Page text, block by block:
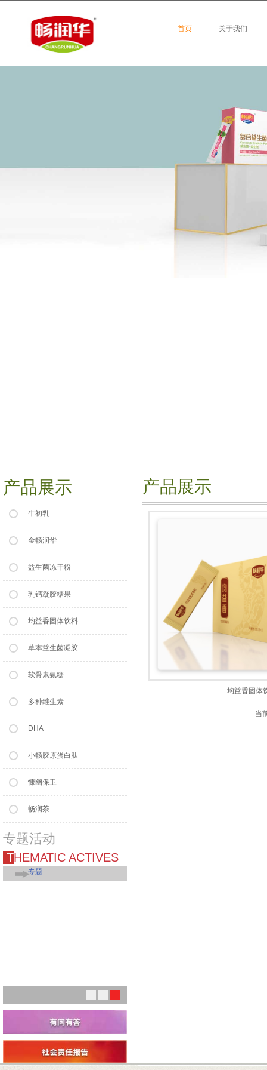
首页 关于我们
产品展示
牛初乳
金畅润华
益生菌冻干粉
乳钙凝胶糖果
均益香固体饮料
草本益生菌凝胶
软骨素氨糖
多种维生素
DHA
小畅胶原蛋白肽
慷幽保卫
畅润茶
专题活动
THEMATIC ACTIVES
专题
产品展示
均益香固体
当